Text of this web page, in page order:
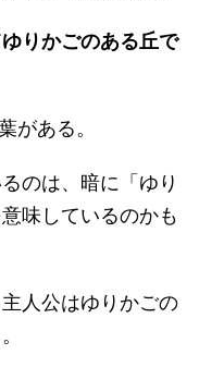
りかごのある丘で
がある。
のは、暗に「ゆり
味しているのかも
人公はゆりかごの